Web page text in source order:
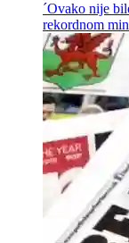
´Ovako nije
rekordnom